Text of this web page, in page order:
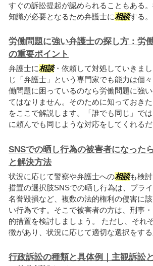
すぐの訴訟提起が認められることもある
知識が必要となるため弁護士に相談する。
労働問題に強い弁護士の探し方：労
の重要ポイント
弁護士に相談・依頼して対処していきま
じ「弁護士」という専門家でも能力は個
働問題に困っているのなら労働問題に強
てはなりません。そのために知っておき
をここで解説します。「誰でも同じ」で
に頼んでも同じような対応をしてくれる
SNSでの晒し行為の被害者になった
と解決方法
状況に応じて警察や弁護士への相談も検
措置の選択肢SNSでの晒し行為は、プラ
名誉毀損など、複数の法的権利の侵害に
い行為です。そこで被害者の方は、刑事
的措置を検討しましょう。 ただし、それ
徴があり、状況に応じて適切な選択をす
行政訴訟の種類と具体例｜主観訴訟